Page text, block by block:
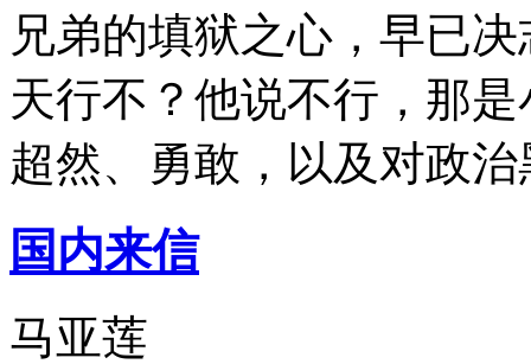
兄弟的填狱之心，早已
天行不？他说不行，那
超然、勇敢，以及对政
国内来信
马亚莲